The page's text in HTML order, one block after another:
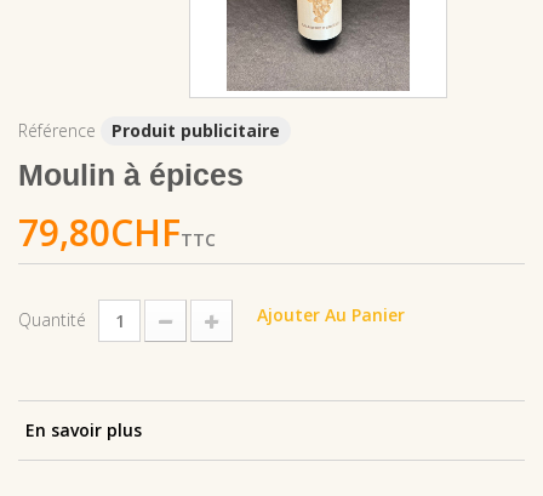
Référence Produit publicitaire
Moulin à épices
79,80CHFTTC
Quantité Ajouter Au Panier
En savoir plus